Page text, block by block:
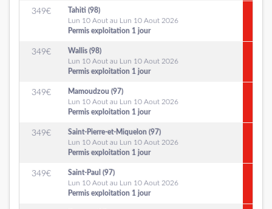
349€
Tahiti (98)
Lun 10 Aout au Lun 10 Aout 2026
Permis exploitation 1 jour
349€
Wallis (98)
Lun 10 Aout au Lun 10 Aout 2026
Permis exploitation 1 jour
349€
Mamoudzou (97)
Lun 10 Aout au Lun 10 Aout 2026
Permis exploitation 1 jour
349€
Saint-Pierre-et-Miquelon (97)
Lun 10 Aout au Lun 10 Aout 2026
Permis exploitation 1 jour
349€
Saint-Paul (97)
Lun 10 Aout au Lun 10 Aout 2026
Permis exploitation 1 jour